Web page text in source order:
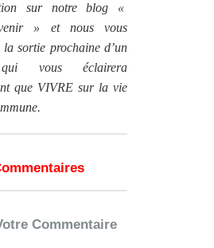
sur notre blog «
» et nous vous
la sortie prochaine d’un
vous éclairera
que VIVRE sur la vie
Commentaire